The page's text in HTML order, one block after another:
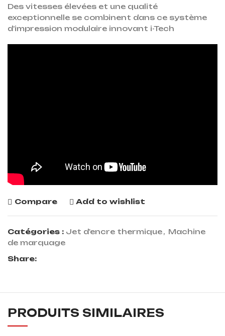
Des vitesses élevées et une qualité
exceptionnelle se combinent dans ce système
d’impression modulaire innovant i-Tech
Compare Add to wishlist
Catégories : Jet d'encre thermique, Machine
de marquage
Share:
PRODUITS SIMILAIRES